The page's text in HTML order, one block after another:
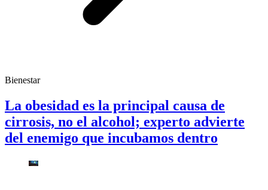
Bienestar
La obesidad es la principal causa de
cirrosis, no el alcohol; experto advierte
del enemigo que incubamos dentro